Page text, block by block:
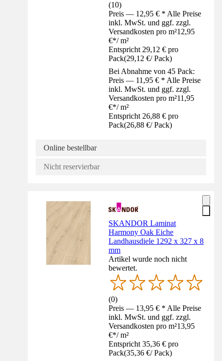
(10)
Preis — 12,95 € * Alle Preise
inkl. MwSt. und ggf. zzgl.
Versandkosten pro m²12,95
€*/ m²
Entspricht 29,12 € pro
Pack(29,12 €/ Pack)
Bei Abnahme von 45 Pack:
Preis — 11,95 € * Alle Preise
inkl. MwSt. und ggf. zzgl.
Versandkosten pro m²11,95
€*/ m²
Entspricht 26,88 € pro
Pack(26,88 €/ Pack)
Online bestellbar
Nicht reservierbar
SKANDOR Laminat
Harmony Oak Eiche
Landhausdiele 1292 x 327 x 8
mm
Artikel wurde noch nicht
bewertet.
(0)
Preis — 13,95 € * Alle Preise
inkl. MwSt. und ggf. zzgl.
Versandkosten pro m²13,95
€*/ m²
Entspricht 35,36 € pro
Pack(35,36 €/ Pack)